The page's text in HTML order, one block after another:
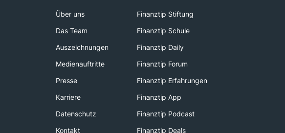
Über uns
Finanztip Stiftung
Das Team
Finanztip Schule
Auszeichnungen
Finanztip Daily
Medienauftritte
Finanztip Forum
Presse
Finanztip Erfahrungen
Karriere
Finanztip App
Datenschutz
Finanztip Podcast
Kontakt
Finanztip Deals